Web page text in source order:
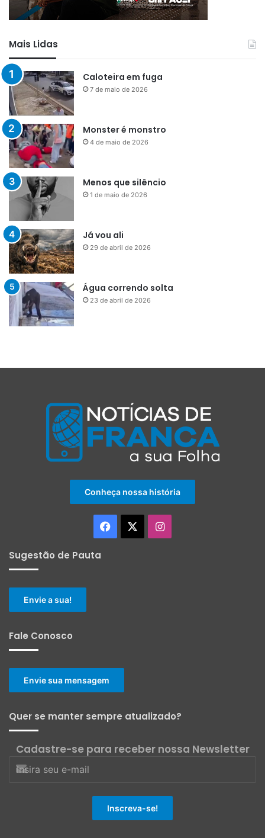
Mais Lidas
Caloteira em fuga
7 de maio de 2026
Monster é monstro
4 de maio de 2026
Menos que silêncio
1 de maio de 2026
Já vou ali
29 de abril de 2026
Água correndo solta
23 de abril de 2026
Conheça nossa história
Facebook Instagram
Sugestão de Pauta
Envie a sua!
Fale Conosco
Envie sua mensagem
Quer se manter sempre atualizado?
Cadastre-se para receber nossa Newsletter